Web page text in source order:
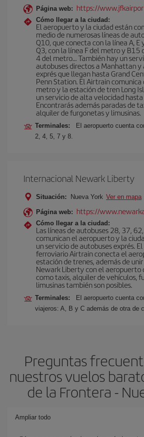
Página web: https://
Cómo llegar a la ciudad:
El aeropuerto y la ciudad están
medio de numerosas líneas de
Q10, que conecta con la línea A, E
Q3, con la línea F del metro y B15
4 del metro… También hay un
autobuses directos a Manhattan y
exprés que llegan hasta Grand
Penn Station. El Airtrain comunica
metro y la estación de tren Long
un servicio de alta velocidad
Encontrarás además paradas de
alquiler de furgonetas y limusinas.
Terminales:
El aeropuerto cuenta
2, 4, 5, 7 y 8.
Internacional Newark Liberty
Situación: Nueva York Ver en mapa
Página web: https://
Cómo llegar a la ciudad:
Las líneas de autobuses 28, 37,
comunican el aeropuerto y la
un servicio de autobuses exprés.
ferroviario Airtrain conecta el
estación de trenes, además de
Newark Liberty con el aeropuerto
como taxis, alquiler de vehículos,
limusinas también son posibles.
Terminales:
El aeropuerto cuenta
viajeros: A, B y C además de otra de
Preguntas
nuestros vuelos
de la Frontera -
Ampliar todo